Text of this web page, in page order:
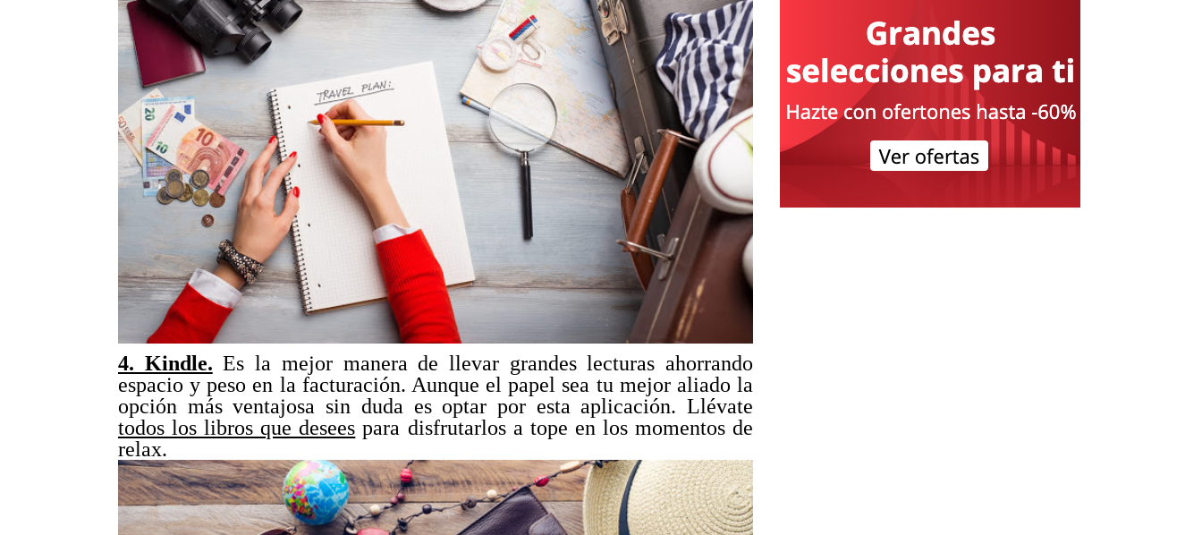
4. Kindle. Es la mejor manera de llevar grandes lecturas ahorrando
espacio y peso en la facturación. Aunque el papel sea tu mejor aliado la
opción más ventajosa sin duda es optar por esta aplicación. Llévate
todos los libros que desees para disfrutarlos a tope en los momentos de
relax.